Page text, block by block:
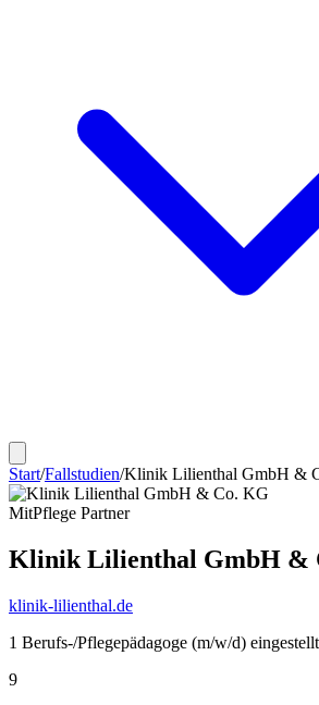
Start/Fallstudien/Klinik Lilienthal GmbH &
MitPflege Partner
Klinik Lilienthal GmbH &
klinik-lilienthal.de
1 Berufs-/Pflegepädagoge (m/w/d) eingestellt
9